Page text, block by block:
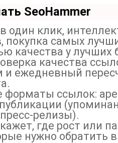
SeoHammer
один клик,
покупка самых
качества у лучших
качества
и ежедневный
форматы ссылок:
релизы).
где рост или
нужно обратить